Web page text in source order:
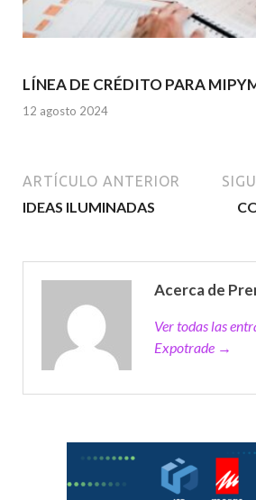
LÍNEA DE CRÉDITO PARA
12 agosto 2024
ARTÍCULO ANTERIOR
IDEAS ILUMINADAS
Acerca de
Ver todas las
Expotrade →